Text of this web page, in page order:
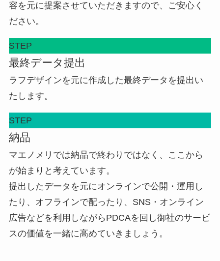
容を元に提案させていただきますので、ご安心く
ださい。
STEP
最終データ提出
ラフデザインを元に作成した最終データを提出い
たします。
STEP
納品
マエノメリでは納品で終わりではなく、ここから
が始まりと考えています。
提出したデータを元にオンラインで公開・運用し
たり、オフラインで配ったり、SNS・オンライン
広告などを利用しながらPDCAを回し御社のサービ
スの価値を一緒に高めていきましょう。